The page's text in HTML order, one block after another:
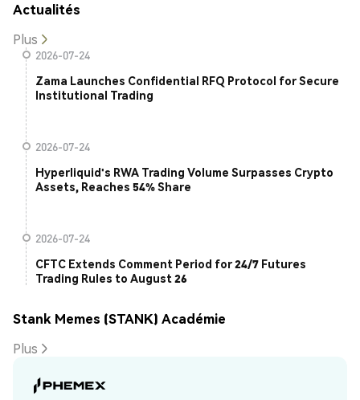
Actualités
Plus
2026-07-24
Zama Launches Confidential RFQ Protocol for Secure
Institutional Trading
2026-07-24
Hyperliquid's RWA Trading Volume Surpasses Crypto
Assets, Reaches 54% Share
2026-07-24
CFTC Extends Comment Period for 24/7 Futures
Trading Rules to August 26
Stank Memes (STANK) Académie
Plus